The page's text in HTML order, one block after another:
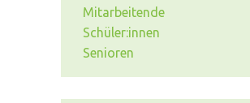
Mitarbeitende
Schüler:innen
Senioren